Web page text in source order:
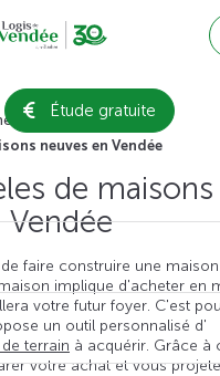
Étude gratuite
neuves en Vendée
de maisons
Vendée
faire construire une maison
implique d'acheter en
votre futur foyer. C'est
un outil personnalisé d'
terrain à acquérir. Grâce à
votre achat et vous